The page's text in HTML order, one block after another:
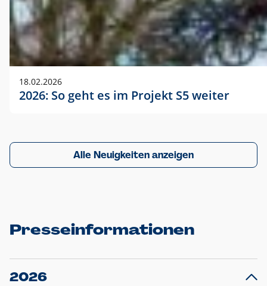
18.02.2026
2026: So geht es im Projekt S5 weiter
Alle Neuigkeiten anzeigen
Presseinformationen
2026